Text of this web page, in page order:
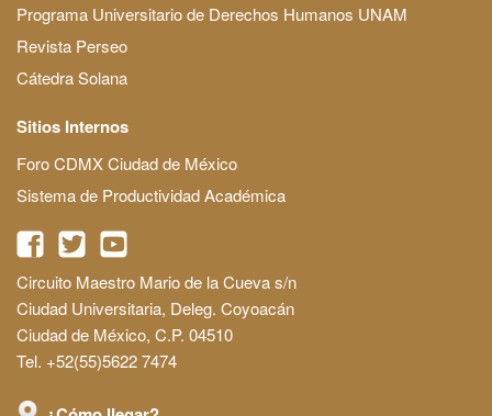
Programa Universitario de Derechos Humanos UNAM
Revista Perseo
Cátedra Solana
Sitios Internos
Foro CDMX Ciudad de México
Sistema de Productividad Académica
Circuito Maestro Mario de la Cueva s/n
Ciudad Universitaria, Deleg. Coyoacán
Ciudad de México, C.P. 04510
Tel. +52(55)5622 7474